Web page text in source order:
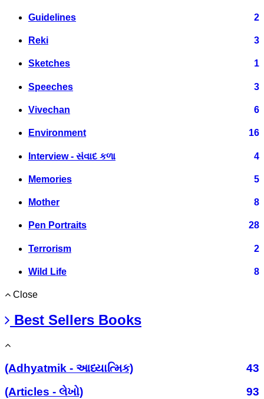
Guidelines 2
Reki 3
Sketches 1
Speeches 3
Vivechan 6
Environment 16
Interview - સંવાદ કળા 4
Memories 5
Mother 8
Pen Portraits 28
Terrorism 2
Wild Life 8
Close
Best Sellers Books
(Adhyatmik - આધ્યાત્મિક)
43
(Articles - લેખો)
93